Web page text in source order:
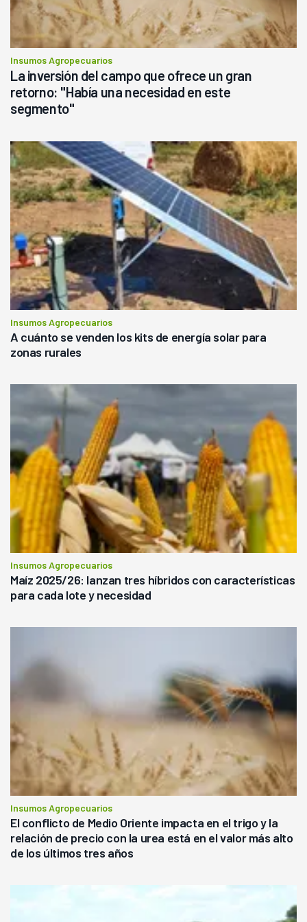
Insumos Agropecuarios
La inversión del campo que ofrece un gran
retorno: "Había una necesidad en este
segmento"
Insumos Agropecuarios
A cuánto se venden los kits de energía solar para
zonas rurales
Insumos Agropecuarios
Maíz 2025/26: lanzan tres híbridos con características
para cada lote y necesidad
Insumos Agropecuarios
El conflicto de Medio Oriente impacta en el trigo y la
relación de precio con la urea está en el valor más alto
de los últimos tres años